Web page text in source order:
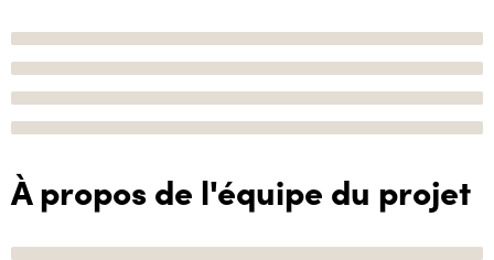
À propos de l'équipe du projet